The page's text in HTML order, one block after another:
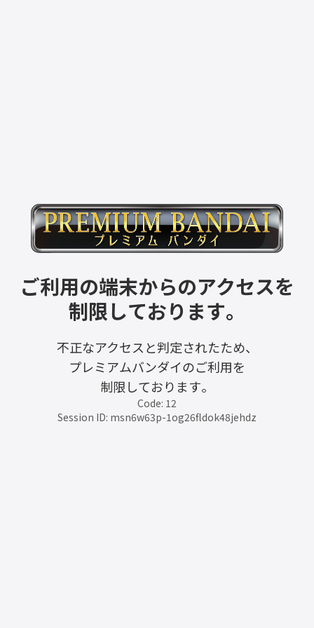
ご利用の端末からのアクセスを
制限しております。
不正なアクセスと判定されたため、
プレミアムバンダイのご利用を
制限しております。
Code: 12
Session ID: msn6w63p-1og26fldok48jehdz